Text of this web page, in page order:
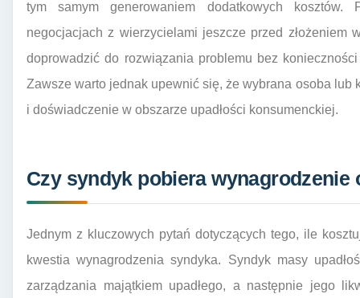
tym samym generowaniem dodatkowych kosztów.
negocjacjach z wierzycielami jeszcze przed złożeniem
doprowadzić do rozwiązania problemu bez
Zawsze warto jednak upewnić się, że wybrana osoba
i doświadczenie w obszarze upadłości konsumenckiej.
Czy syndyk pobiera wynagrodzenie
Jednym z kluczowych pytań dotyczących tego, ile
kwestia wynagrodzenia syndyka. Syndyk masy
zarządzania majątkiem upadłego, a następnie jego